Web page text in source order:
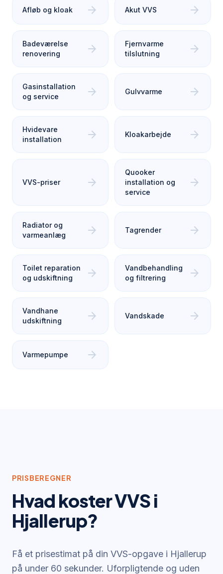
Afløb og kloak arrow_forward Akut VVS arrow_forward
Badeværelse
renovering
arrow_forward
Fjernvarme
tilslutning
arrow_forward
Gasinstallation
og service
arrow_forward Gulvvarme arrow_forward
Hvidevare
installation
arrow_forward Kloakarbejde arrow_forward
VVS-priser arrow_forward
Quooker
installation og
service
arrow_forward
Radiator og
varmeanlæg
arrow_forward Tagrender arrow_forward
Toilet reparation
og udskiftning
arrow_forward
Vandbehandling
og filtrering
arrow_forward
Vandhane
udskiftning
arrow_forward Vandskade arrow_forward
Varmepumpe arrow_forward
PRISBEREGNER
Hvad koster VVS i
Hjallerup?
Få et prisestimat på din VVS-opgave i Hjallerup
på under 60 sekunder. Uforpligtende og uden